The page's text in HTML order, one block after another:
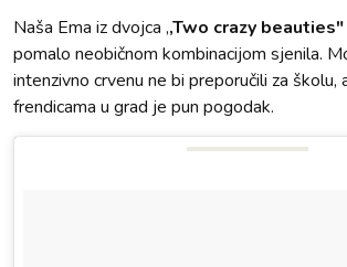
Naša Ema iz dvojca ,,Two crazy beauties"
pomalo neobičnom kombinacijom sjenila.
intenzivno crvenu ne bi preporučili za školu,
frendicama u grad je pun pogodak.